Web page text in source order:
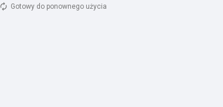
Gotowy do ponownego użycia